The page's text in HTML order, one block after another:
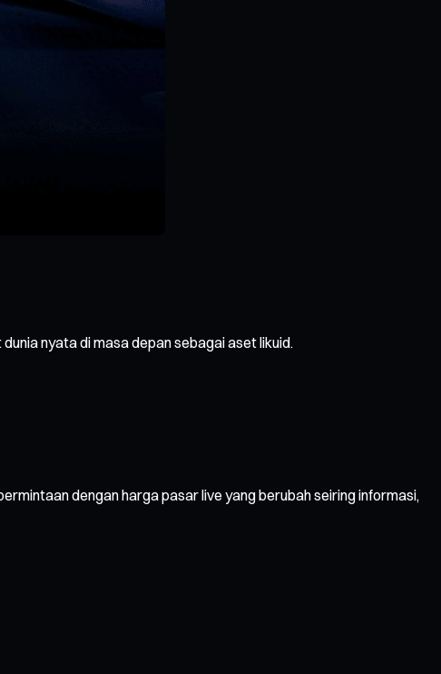
nyata di masa depan sebagai aset likuid.
dengan harga pasar live yang berubah seiring informasi,